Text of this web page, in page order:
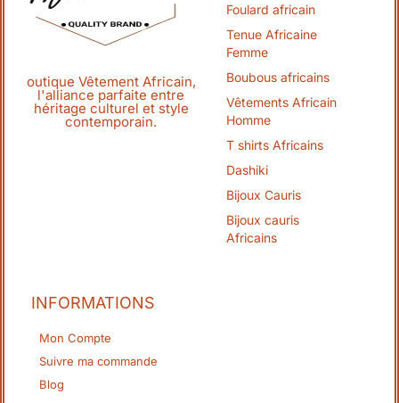
outique Vêtement Africain,
l'alliance parfaite entre
héritage culturel et style
contemporain.
Foulard africain
Tenue Africaine
Femme
Boubous africains
Vêtements Africain
Homme
T shirts Africains
Dashiki
Bijoux Cauris
Bijoux cauris
Africains
INFORMATIONS
Mon Compte
Suivre ma commande
Blog